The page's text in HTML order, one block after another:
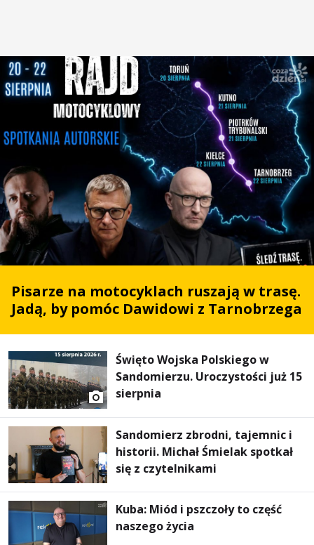
Pisarze na motocyklach ruszają w trasę.
Jadą, by pomóc Dawidowi z Tarnobrzega
Święto Wojska Polskiego w
Sandomierzu. Uroczystości już 15
sierpnia
Sandomierz zbrodni, tajemnic i
historii. Michał Śmielak spotkał
się z czytelnikami
Kuba: Miód i pszczoły to część
naszego życia